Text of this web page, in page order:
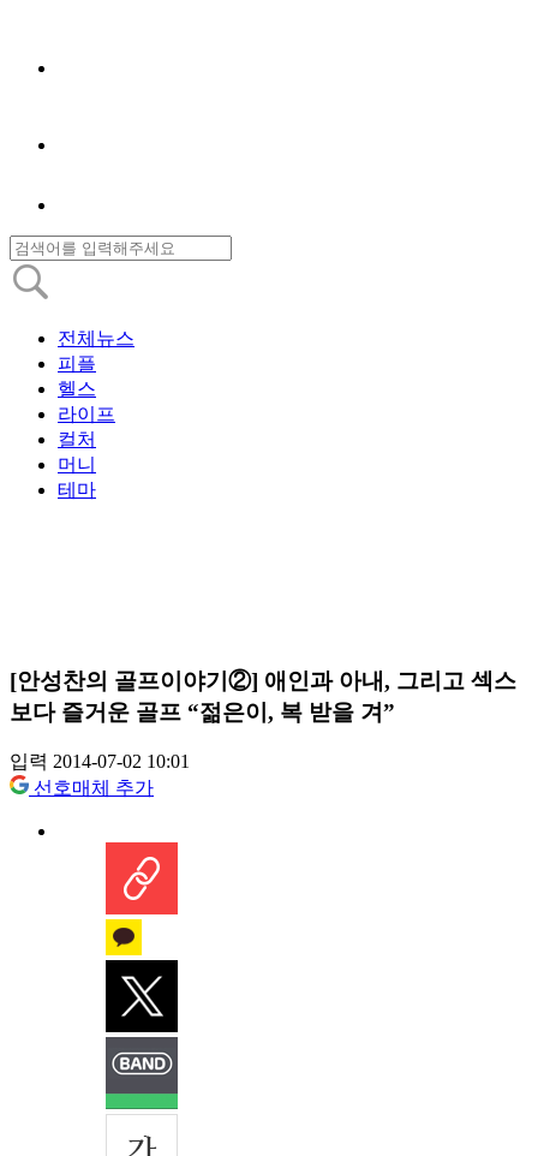
전체뉴스
피플
헬스
라이프
컬처
머니
테마
[안성찬의 골프이야기②] 애인과 아내, 그리고 섹스
보다 즐거운 골프 “젊은이, 복 받을 겨”
입력 2014-07-02 10:01
선호매체 추가